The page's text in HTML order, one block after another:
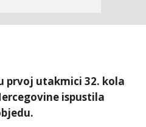
prvoj utakmici 32. kola
ispustila